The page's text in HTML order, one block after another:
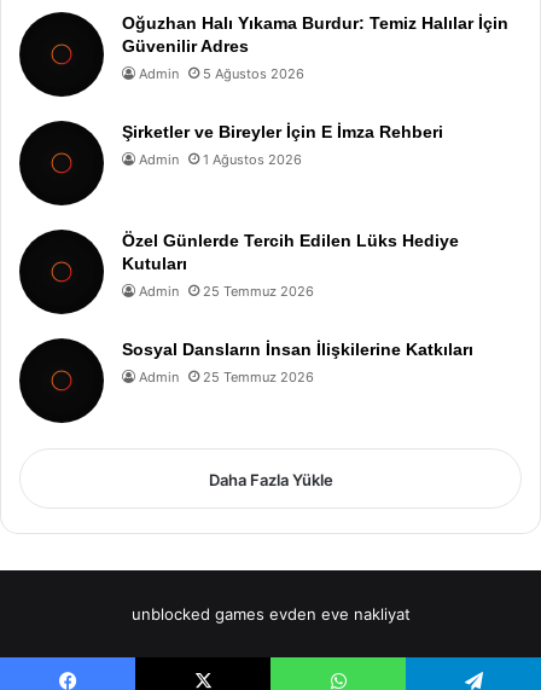
Oğuzhan Halı Yıkama Burdur: Temiz Halılar İçin
Güvenilir Adres
Admin 5 Ağustos 2026
Şirketler ve Bireyler İçin E İmza Rehberi
Admin 1 Ağustos 2026
Özel Günlerde Tercih Edilen Lüks Hediye
Kutuları
Admin 25 Temmuz 2026
Sosyal Dansların İnsan İlişkilerine Katkıları
Admin 25 Temmuz 2026
Daha Fazla Yükle
unblocked games evden eve nakliyat